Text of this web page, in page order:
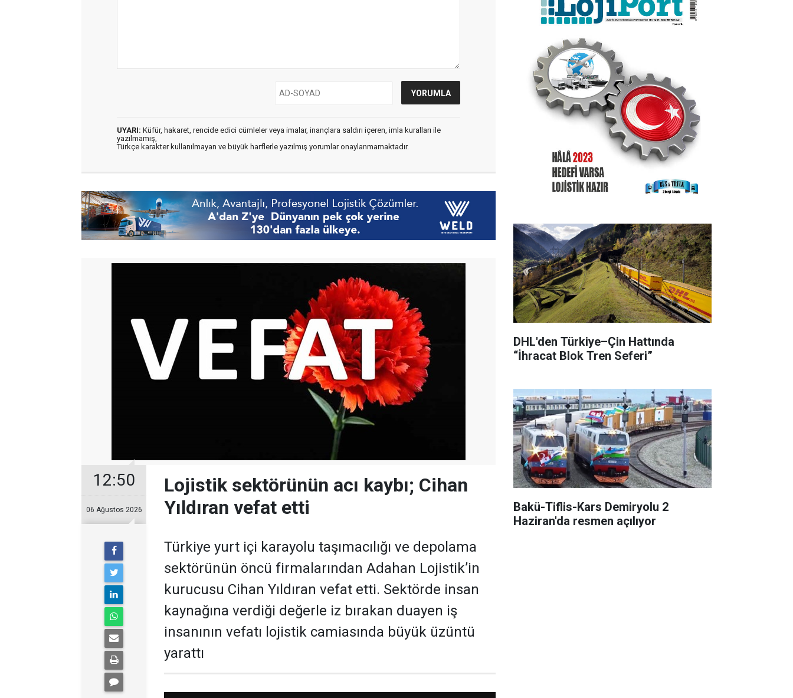
UYARI: Küfür, hakaret, rencide edici cümleler veya imalar, inançlara saldırı içeren, imla kuralları ile
yazılmamış,
Türkçe karakter kullanılmayan ve büyük harflerle yazılmış yorumlar onaylanmamaktadır.
12:50
06 Ağustos 2026
Lojistik sektörünün acı kaybı; Cihan
Yıldıran vefat etti
Türkiye yurt içi karayolu taşımacılığı ve depolama
sektörünün öncü firmalarından Adahan Lojistik’in
kurucusu Cihan Yıldıran vefat etti. Sektörde insan
kaynağına verdiği değerle iz bırakan duayen iş
insanının vefatı lojistik camiasında büyük üzüntü
yarattı
DHL'den Türkiye–Çin Hattında
“İhracat Blok Tren Seferi”
Bakü-Tiflis-Kars Demiryolu 2
Haziran'da resmen açılıyor